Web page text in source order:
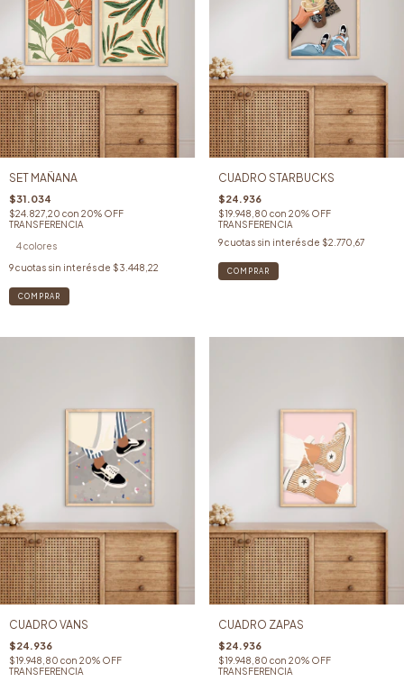
SET MAÑANA
$31.034
$24.827,20 con 20% OFF
TRANSFERENCIA
4 colores
9cuotas sin interés de $3.448,22
COMPRAR
CUADRO STARBUCKS
$24.936
$19.948,80 con 20% OFF
TRANSFERENCIA
9 cuotas sin interés de $2.770,67
COMPRAR
CUADRO VANS
$24.936
$19.948,80 con 20% OFF
TRANSFERENCIA
CUADRO ZAPAS
$24.936
$19.948,80 con 20% OFF
TRANSFERENCIA